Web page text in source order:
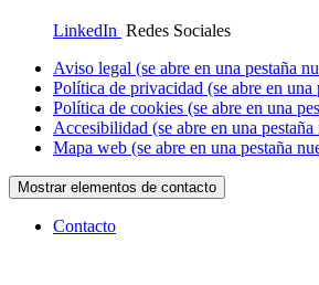
LinkedIn Redes Sociales
Aviso legal (se abre en una pestaña
Política de privacidad (se abre en una
Política de cookies (se abre en una
Accesibilidad (se abre en una
Mapa web (se abre en una pestaña
Mostrar elementos de contacto
Contacto